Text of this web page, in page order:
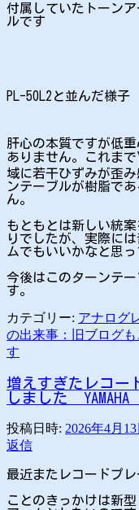
付属していたトーン
ルです
PL-50L2と並んだ様子
肝心の本質ですが低
ありません。これまで
域に若干ひずみが歪
ンテーブルが樹脂で
ん。
もともとは新しい統
りでしたが、実際に
ムでもいいかなと思っ
今後はこのターンテ
す。
カテゴリー: アナログ
の出来事：旧ブログ
す
増えすぎたレコー
しました
投稿日時: 2026年4月13
返信
最近またレコードプレ
ことのきっかけは新